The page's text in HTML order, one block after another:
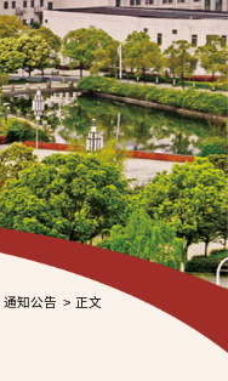
通知公告 > 正文